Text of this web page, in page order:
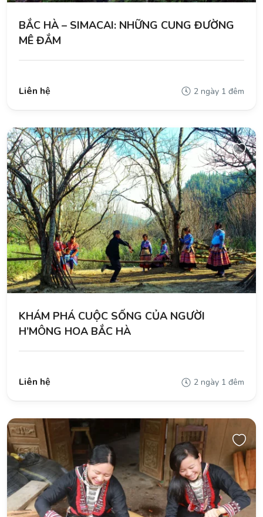
BẮC HÀ – SIMACAI: NHỮNG CUNG ĐƯỜNG
MÊ ĐẮM
Liên hệ 2 ngày 1 đêm
KHÁM PHÁ CUỘC SỐNG CỦA NGƯỜI
H’MÔNG HOA BẮC HÀ
Liên hệ 2 ngày 1 đêm